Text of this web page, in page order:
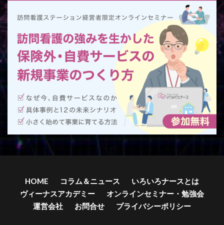
HOME コラム＆ニュース
いろいろナースとは
ヴィーナスアカデミー
オンラインセミナー・勉強会
運営会社
お問合せ プライバシーポリシー